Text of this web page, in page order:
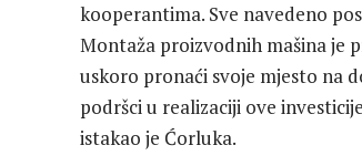
kooperantima. Sve navedeno
Montaža proizvodnih mašina je
uskoro pronaći svoje mjesto na
podršci u realizaciji ove
istakao je Ćorluka.